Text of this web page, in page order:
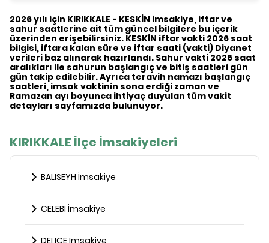
2026 yılı için KIRIKKALE - KESKİN imsakiye, iftar ve
sahur saatlerine ait tüm güncel bilgilere bu içerik
üzerinden erişebilirsiniz. KESKİN iftar vakti 2026 saat
bilgisi, iftara kalan süre ve iftar saati (vakti) Diyanet
verileri baz alınarak hazırlandı. Sahur vakti 2026 saat
aralıkları ile sahurun başlangıç ve bitiş saatleri gün
gün takip edilebilir. Ayrıca teravih namazı başlangıç
saatleri, imsak vaktinin sona erdiği zaman ve
Ramazan ayı boyunca ihtiyaç duyulan tüm vakit
detayları sayfamızda bulunuyor.
KIRIKKALE İlçe İmsakiyeleri
BALISEYH İmsakiye
CELEBI İmsakiye
DELICE İmsakiye